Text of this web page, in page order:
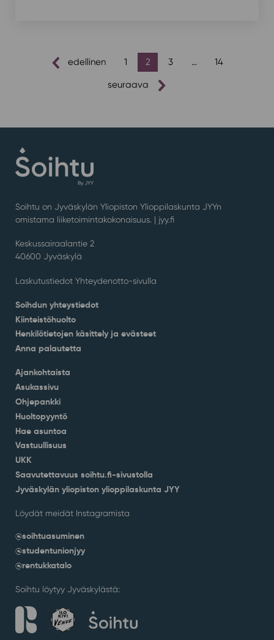
artikkelienedellinen 1 2 3 … 14
seuraava
Soihtu on Jyväskylän Yliopiston Ylioppilaskunta JYYn
omistama liiketoimintakokonaisuus. | jyy.fi
Keskussairaalantie 2
40600 Jyväskylä
Laskutustiedot Yhteydenotto-sivulla
Soihdun yhteystiedot
Kiinteistöhuolto
Henkilötietojen käsittely ja evästeet
Anna palautetta
Ajankohtaista
Asukassivu
Ohjepankki
Huoltopyyntö
Hae asuntoa
Vastuullisuus
UKK
Saavutettavuus soihtu.fi-sivustolla
Jyväskylän yliopiston ylioppilaskunta JYY
Löydät meidät Instagramista
@soihtuasuminen
@studentunionjyy
@rentukkatalo
Soihtu löytyy Jyväskylästä: